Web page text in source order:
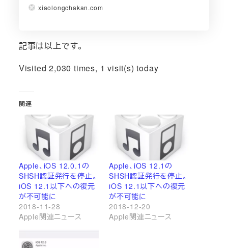
xiaolongchakan.com
記事は以上です。
Visited 2,030 times, 1 visit(s) today
関連
Apple、iOS 12.0.1の
SHSH認証発行を停止。
iOS 12.1以下への復元
が不可能に
2018-11-28
Apple関連ニュース
Apple、iOS 12.1の
SHSH認証発行を停止。
iOS 12.1以下への復元
が不可能に
2018-12-20
Apple関連ニュース